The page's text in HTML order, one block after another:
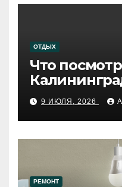
ОТДЫХ
Что
западному
9 ИЮЛЯ, 2026
РЕМОНТ